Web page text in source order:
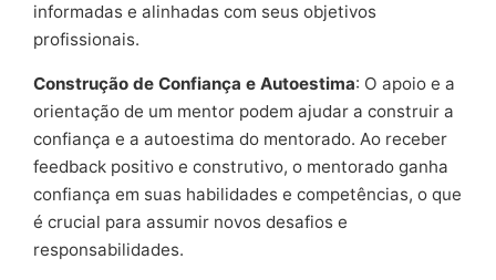
informadas e alinhadas com seus objetivos
profissionais.
Construção de Confiança e Autoestima: O apoio e a
orientação de um mentor podem ajudar a construir a
confiança e a autoestima do mentorado. Ao receber
feedback positivo e construtivo, o mentorado ganha
confiança em suas habilidades e competências, o que
é crucial para assumir novos desafios e
responsabilidades.